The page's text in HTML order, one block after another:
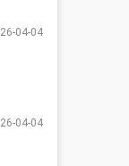
04-04
04-04